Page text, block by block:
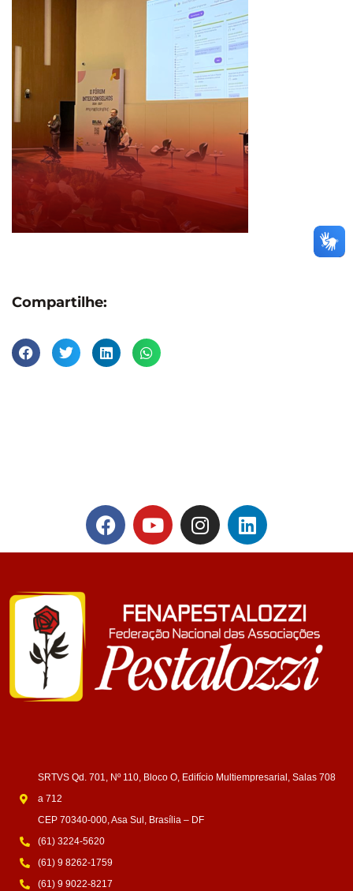
Compartilhe:
SRTVS Qd. 701, Nº 110, Bloco O, Edifício Multiempresarial, Salas 708
a 712
CEP 70340-000, Asa Sul, Brasília – DF
(61) 3224-5620
(61) 9 8262-1759
(61) 9 9022-8217